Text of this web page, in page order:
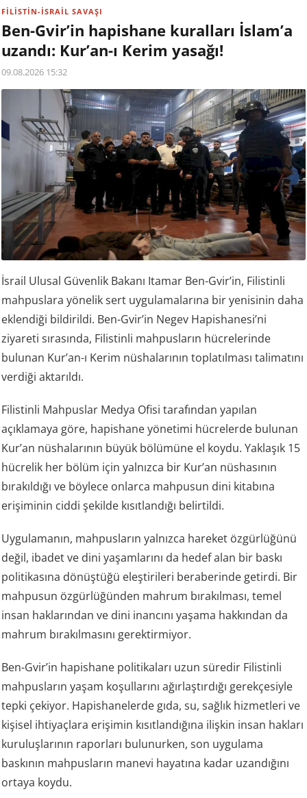
FİLİSTİN-İSRAİL SAVAŞI
Ben-Gvir’in hapishane kuralları İslam’a
uzandı: Kur’an-ı Kerim yasağı!
09.08.2026 15:32
İsrail Ulusal Güvenlik Bakanı Itamar Ben-Gvir’in, Filistinli
mahpuslara yönelik sert uygulamalarına bir yenisinin daha
eklendiği bildirildi. Ben-Gvir’in Negev Hapishanesi’ni
ziyareti sırasında, Filistinli mahpusların hücrelerinde
bulunan Kur’an-ı Kerim nüshalarının toplatılması talimatını
verdiği aktarıldı.
Filistinli Mahpuslar Medya Ofisi tarafından yapılan
açıklamaya göre, hapishane yönetimi hücrelerde bulunan
Kur’an nüshalarının büyük bölümüne el koydu. Yaklaşık 15
hücrelik her bölüm için yalnızca bir Kur’an nüshasının
bırakıldığı ve böylece onlarca mahpusun dini kitabına
erişiminin ciddi şekilde kısıtlandığı belirtildi.
Uygulamanın, mahpusların yalnızca hareket özgürlüğünü
değil, ibadet ve dini yaşamlarını da hedef alan bir baskı
politikasına dönüştüğü eleştirileri beraberinde getirdi. Bir
mahpusun özgürlüğünden mahrum bırakılması, temel
insan haklarından ve dini inancını yaşama hakkından da
mahrum bırakılmasını gerektirmiyor.
Ben-Gvir’in hapishane politikaları uzun süredir Filistinli
mahpusların yaşam koşullarını ağırlaştırdığı gerekçesiyle
tepki çekiyor. Hapishanelerde gıda, su, sağlık hizmetleri ve
kişisel ihtiyaçlara erişimin kısıtlandığına ilişkin insan hakları
kuruluşlarının raporları bulunurken, son uygulama
baskının mahpusların manevi hayatına kadar uzandığını
ortaya koydu.